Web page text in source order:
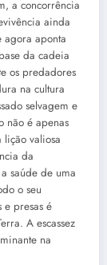
a concorrência
ainda
agora aponta
da cadeia
os predadores
na cultura
selvagem e
não é apenas
valiosa
da
saúde de uma
o seu
presas é
A escassez
na